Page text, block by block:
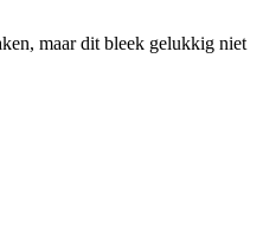
maar dit bleek gelukkig niet